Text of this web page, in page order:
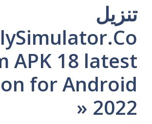
تنزيل
APK 18 latest
for Android
» 2022